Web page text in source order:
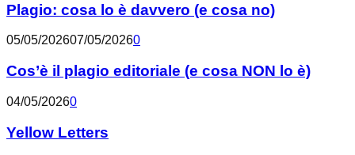
Plagio: cosa lo è davvero (e cosa no)
05/05/202607/05/20260
Cos’è il plagio editoriale (e cosa NON lo è)
04/05/20260
Yellow Letters